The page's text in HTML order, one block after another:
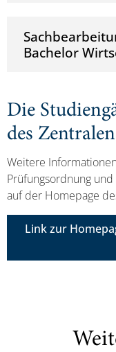
Bachelor
Die
des
Weitere
Prüfungsordnung
auf der Homepage
Link zur